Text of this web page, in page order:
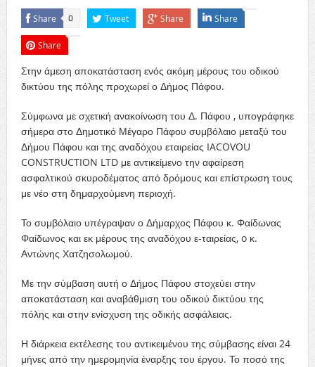
Share 0 Tweet Share Share
Share
Στην άμεση αποκατάσταση ενός ακόμη μέρους του οδικού
δικτύου της πόλης προχωρεί ο Δήμος Πάφου.
Σύμφωνα με σχετική ανακοίνωση του Δ. Πάφου , υπογράφηκε
σήμερα στο Δημοτικό Μέγαρο Πάφου συμβόλαιο μεταξύ του
Δήμου Πάφου και της αναδόχου εταιρείας IACOVOU
CONSTRUCTION LTD με αντικείμενο την αφαίρεση
ασφαλτικού σκυροδέματος από δρόμους και επίστρωση τους
με νέο στη δημαρχούμενη περιοχή.
Το συμβόλαιο υπέγραψαν ο Δήμαρχος Πάφου κ. Φαίδωνας
Φαίδωνος και εκ μέρους της αναδόχου ε-ταιρείας, o κ.
Αντώνης Χατζησολωμού.
Με την σύμβαση αυτή ο Δήμος Πάφου στοχεύει στην
αποκατάσταση και αναβάθμιση του οδικού δικτύου της
πόλης και στην ενίσχυση της οδικής ασφάλειας.
Η διάρκεια εκτέλεσης του αντικειμένου της σύμβασης είναι 24
μήνες από την ημερομηνία έναρξης του έργου. Το ποσό της